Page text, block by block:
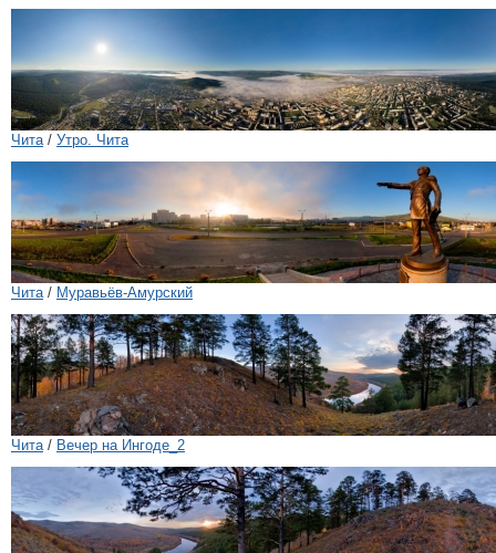
Чита / Утро. Чита
Чита / Муравьёв-Амурский
Чита / Вечер на Ингоде_2